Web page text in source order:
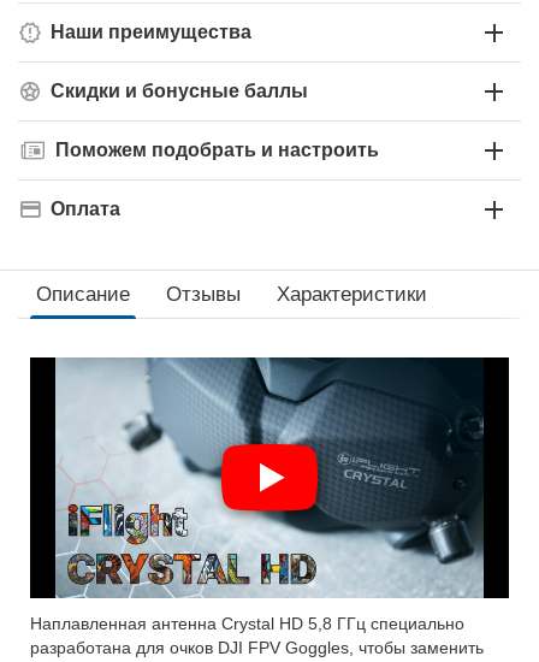
Наши преимущества
Скидки и бонусные баллы
Поможем подобрать и настроить
Оплата
Описание Отзывы Характеристики
Наплавленная антенна Crystal HD 5,8 ГГц специально
разработана для очков DJI FPV Goggles, чтобы заменить